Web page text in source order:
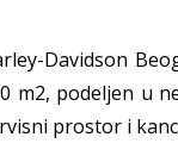
Davidson
m2, podeljen u
prostor i